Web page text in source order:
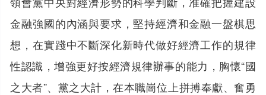
金融強國的內涵與要求，堅持經濟和金融一盤棋思
想，在實踐中不斷深化新時代做好經濟工作的規律
性認識，增強更好按經濟規律辦事的能力，胸懷“國
之大者”、黨之大計，在本職崗位上拼搏奉獻、奮勇